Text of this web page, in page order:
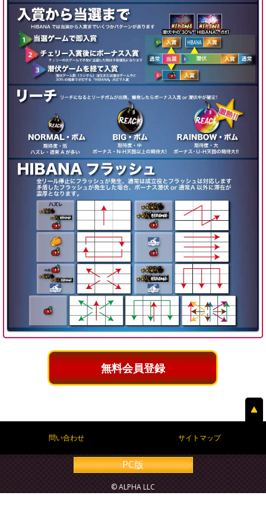
無料会員登録
問い合わせ サイトマップ
PC版
© ALPHA LLC